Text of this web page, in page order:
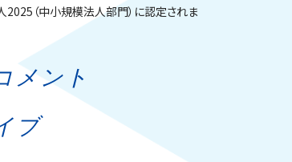
（中小規模法人部門）に認定されま
メント
ブ